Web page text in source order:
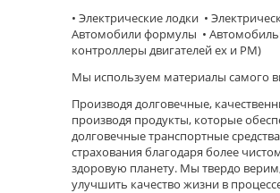
• Электрические лодки •
Автомобили формулы •
контроллеры двигателей ex и PM)
Мы используем материалы самого
Производя долговечные,
производя продукты, которые
долговечные транспортные
страхования благодаря более
здоровую планету. Мы твердо
улучшить качество жизни в